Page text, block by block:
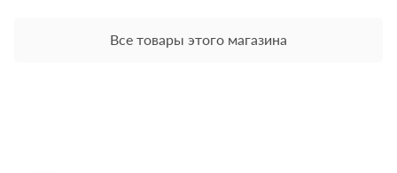
Все товары этого магазина